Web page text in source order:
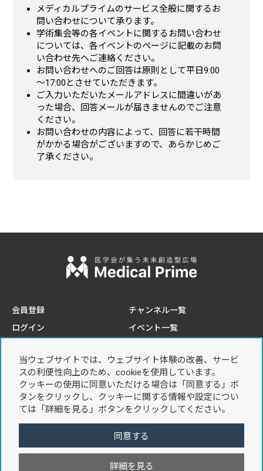
メディカルプライムのサービス全般に関するお
問い合わせについて承ります。
学術集会等の各イベントに関するお問い合わせ
については、各イベントのページに記載のお問
い合わせ先へご連絡ください。
お問い合わせへのご回答は原則として平日9:00
～17:00とさせていただきます。
ご入力いただいたメールアドレスに間違いがあ
った場合、回答メールが届きませんのでご注意
ください。
お問い合わせの内容によって、回答に若干時間
がかかる場合がございますので、あらかじめご
了承ください。
当ウェブサイトでは、ウェブサイト体験の改善、サービ
スの利便性向上のため、cookieを使用しています。
クッキーの使用に同意いただける場合は「同意する」ボ
タンをクリックし、クッキーに関する情報や設定につい
ては「詳細を見る」ボタンをクリックしてください。
同意する
詳細を見る
会員登録
ログイン
チャンネル一覧
イベント一覧
このサイトについて
推奨環境
お問い合わせ
特定商取引法に基づく表記
プライバシーポリシー
個人情報の取り扱いについて
利用規約